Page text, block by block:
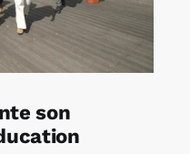
son